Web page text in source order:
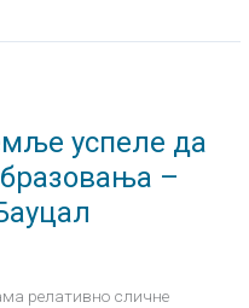
успеле да
–
релативно сличне